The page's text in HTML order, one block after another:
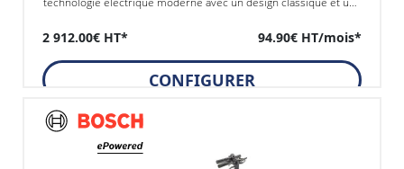
2 912.00€ HT* 94.90€ HT/mois*
CONFIGURER